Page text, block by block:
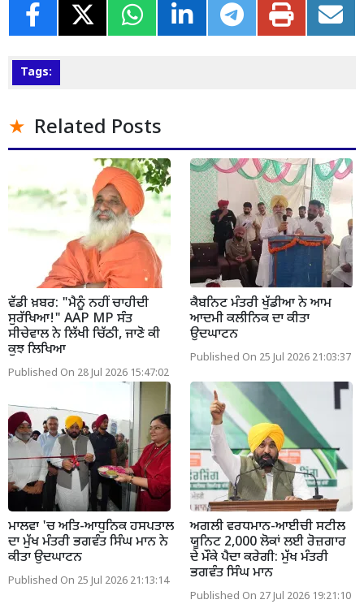
Tags:
Related Posts
ਵੱਡੀ ਖ਼ਬਰ: "ਮੈਨੂੰ ਨਹੀਂ ਚਾਹੀਦੀ
ਸੁਰੱਖਿਆ!" AAP MP ਸੰਤ
ਸੀਚੇਵਾਲ ਨੇ ਲਿੱਖੀ ਚਿੱਠੀ, ਜਾਣੋ ਕੀ
ਕੁਝ ਲਿਖਿਆ
Published On 28 Jul 2026 15:47:02
ਕੈਬਨਿਟ ਮੰਤਰੀ ਖੁੱਡੀਆ ਨੇ ਆਮ
ਆਦਮੀ ਕਲੀਨਿਕ ਦਾ ਕੀਤਾ
ਉਦਘਾਟਨ
Published On 25 Jul 2026 21:03:37
ਮਾਲਵਾ 'ਚ ਅਤਿ-ਆਧੁਨਿਕ ਹਸਪਤਾਲ
ਦਾ ਮੁੱਖ ਮੰਤਰੀ ਭਗਵੰਤ ਸਿੰਘ ਮਾਨ ਨੇ
ਕੀਤਾ ਉਦਘਾਟਨ
Published On 25 Jul 2026 21:13:14
ਅਗਲੀ ਵਰਧਮਾਨ-ਆਈਚੀ ਸਟੀਲ
ਯੂਨਿਟ 2,000 ਲੋਕਾਂ ਲਈ ਰੋਜ਼ਗਾਰ
ਦੇ ਮੌਕੇ ਪੈਦਾ ਕਰੇਗੀ: ਮੁੱਖ ਮੰਤਰੀ
ਭਗਵੰਤ ਸਿੰਘ ਮਾਨ
Published On 27 Jul 2026 19:21:10